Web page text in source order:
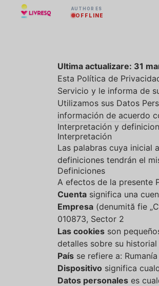
AUTHOR ES
OFFLINE
Ultima actualizare: 31
Esta Política de
Servicio y le informa de
Utilizamos sus Datos
información de acuerdo
Interpretación y
Interpretación
Las palabras cuya inicial
definiciones tendrán el
Definiciones
A efectos de la presente
Cuenta significa una
Empresa (denumită fie
010873, Sector 2
Las cookies son
detalles sobre su
País se refiere a: Rumanía
Dispositivo significa
Datos personales es